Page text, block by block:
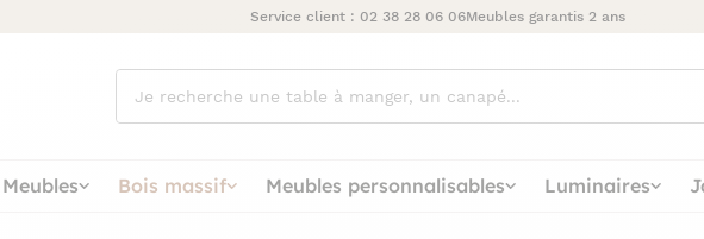
Service client : 02 38 28 06 06Meubles garantis 2 ans
cherchez
vous ?
Meubles Bois massif Meubles personnalisables Luminaires